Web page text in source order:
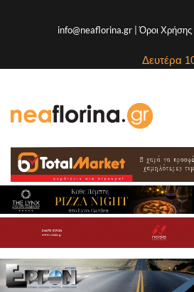
info@neaflorina.gr |Όροι Χρήσης
Δευτέρα